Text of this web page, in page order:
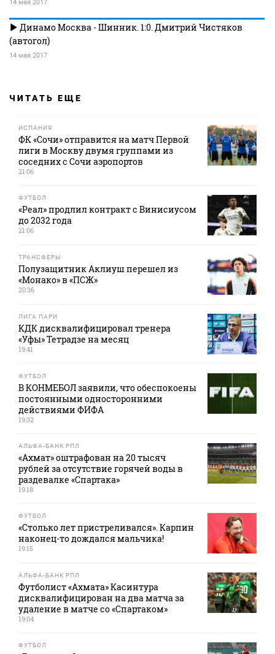
14 мая 2017
Динамо Москва - Шинник. 1:0. Дмитрий Чистяков
(автогол)
14 мая 2017
ЧИТАТЬ ЕЩЕ
ИСПАНИЯ
ФК «Сочи» отправится на матч Первой
лиги в Москву двумя группами из
соседних с Сочи аэропортов
21:06
ФУТБОЛ
«Реал» продлил контракт с Винисиусом
до 2032 года
21:06
ТРАНСФЕРЫ
Полузащитник Аклиуш перешел из
«Монако» в «ПСЖ»
20:36
ЛИГА ПАРИ
КДК дисквалифицировал тренера
«Уфы» Тетрадзе на месяц
19:41
ФУТБОЛ
В КОНМЕБОЛ заявили, что обеспокоены
постоянными односторонними
действиями ФИФА
19:32
АЛЬФА-БАНК РПЛ
«Ахмат» оштрафован на 20 тысяч
рублей за отсутствие горячей воды в
раздевалке «Спартака»
19:18
ФУТБОЛ
«Столько лет пристреливался». Карпин
наконец-то дождался мальчика!
19:15
АЛЬФА-БАНК РПЛ
Футболист «Ахмата» Касинтура
дисквалифицирован на два матча за
удаление в матче со «Спартаком»
19:04
ФУТБОЛ